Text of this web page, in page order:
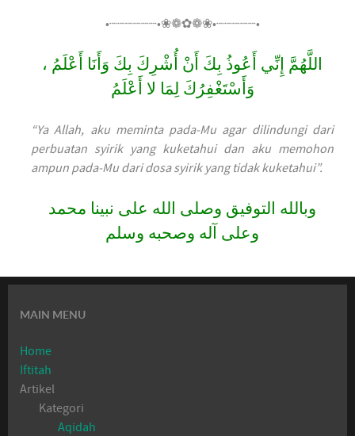
•┈┈┈┈┈┈•❀❁✿❁❀•┈┈┈┈┈•
اللَّهُمَّ إِنِّي أَعُوذُ بِكَ أَنْ أُشْرِكَ بِكَ وَأَنَا أَعْلَمُ ،
وَأَسْتَغْفِرُكَ لِمَا لا أَعْلَمُ
“Ya Allah, aku meminta pada-Mu agar dilindungi dari
perbuatan syirik yang kuketahui dan aku memohon
ampun pada-Mu dari dosa syirik yang tidak kuketahui”.
وبالله التوفيق وصلى الله على نبينا محمد
وعلى آله وصحبه وسلم
MAIN MENU
Home
Iftitah
Artikel
Kategori
Aqidah